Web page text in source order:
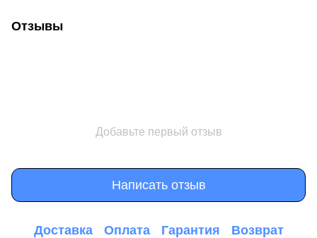
Отзывы
Добавьте первый отзыв
Написать отзыв
Доставка Оплата Гарантия Возврат